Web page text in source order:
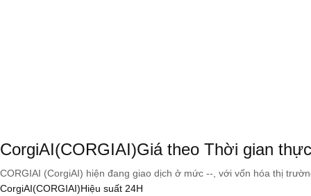
CorgiAI(CORGIAI)Giá theo Thời gian thực
CORGIAI (CorgiAI) hiện đang giao dịch ở mức --, với vốn hóa thị
CorgiAI(CORGIAI)Hiệu suất 24H